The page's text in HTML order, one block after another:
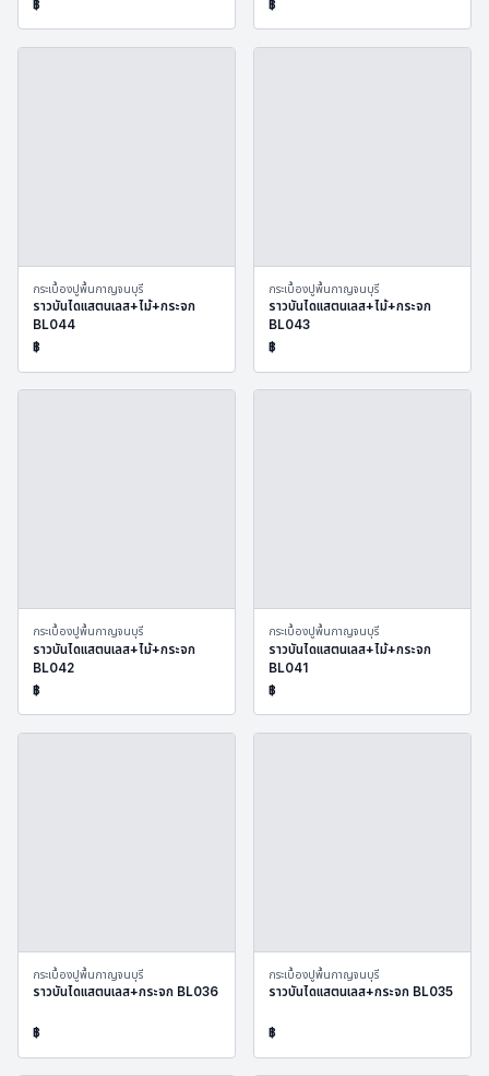
฿
฿
กระเบื้องปูพื้นกาญจนบุรี
ราวบันไดแสตนเลส+ไม้+กระจก
BL044
฿
กระเบื้องปูพื้นกาญจนบุรี
ราวบันไดแสตนเลส+ไม้+กระจก
BL043
฿
กระเบื้องปูพื้นกาญจนบุรี
ราวบันไดแสตนเลส+ไม้+กระจก
BL042
฿
กระเบื้องปูพื้นกาญจนบุรี
ราวบันไดแสตนเลส+ไม้+กระจก
BL041
฿
กระเบื้องปูพื้นกาญจนบุรี
ราวบันไดแสตนเลส+กระจก BL036
฿
กระเบื้องปูพื้นกาญจนบุรี
ราวบันไดแสตนเลส+กระจก BL035
฿